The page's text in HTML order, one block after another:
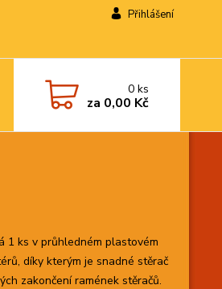
Přihlášení
0ks
za 0,00 Kč
1 ks v průhledném plastovém
díky kterým je snadné stěrač
zakončení ramének stěračů.